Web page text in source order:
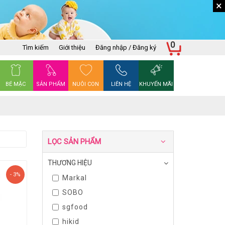
×
Tìm kiếm Giới thiệu Đăng nhập / Đăng ký
BÉ MẶC SẢN PHẨM NUÔI CON LIÊN HỆ KHUYẾN MÃI
0
LỌC SẢN PHẨM
THƯƠNG HIỆU
Markal
SOBO
sgfood
hikid
- 3%